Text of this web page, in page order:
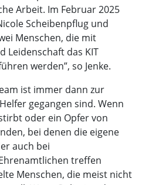
Arbeit. Im Februar 2025
Scheibenpflug und
Menschen, die mit
Leidenschaft das KIT
werden”, so Jenke.
ist immer dann zur
gegangen sind. Wenn
oder ein Opfer von
bei denen die eigene
auch bei
treffen
Menschen, die meist nicht